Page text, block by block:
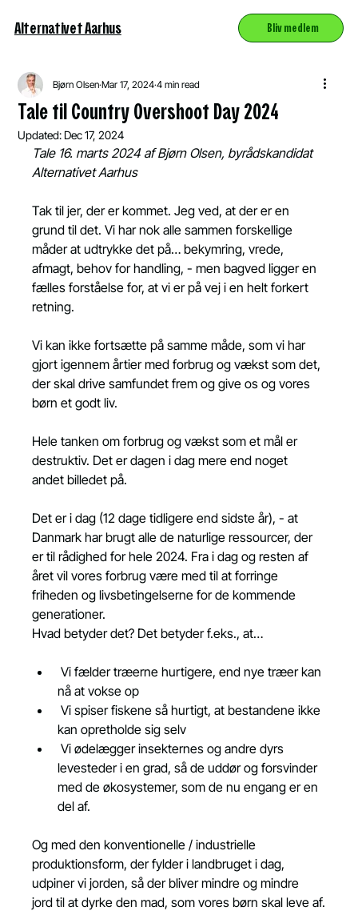
Alternativet Aarhus Bliv medlem
Tale til Country Overshoot Day 2024
Bjørn Olsen Mar 17, 2024 4 min read
Updated:Dec 17, 2024
Tale 16. marts 2024 af Bjørn Olsen, byrådskandidat
Alternativet Aarhus
Tak til jer, der er kommet. Jeg ved, at der er en
grund til det. Vi har nok alle sammen forskellige
måder at udtrykke det på… bekymring, vrede,
afmagt, behov for handling, - men bagved ligger en
fælles forståelse for, at vi er på vej i en helt forkert
retning.
Vi kan ikke fortsætte på samme måde, som vi har
gjort igennem årtier med forbrug og vækst som det,
der skal drive samfundet frem og give os og vores
børn et godt liv.
Hele tanken om forbrug og vækst som et mål er
destruktiv. Det er dagen i dag mere end noget
andet billedet på.
Det er i dag (12 dage tidligere end sidste år), - at
Danmark har brugt alle de naturlige ressourcer, der
er til rådighed for hele 2024. Fra i dag og resten af
året vil vores forbrug være med til at forringe
friheden og livsbetingelserne for de kommende
generationer.
Hvad betyder det? Det betyder f.eks., at…
Vi fælder træerne hurtigere, end nye træer kan
nå at vokse op
Vi spiser fiskene så hurtigt, at bestandene ikke
kan opretholde sig selv
Vi ødelægger insekternes og andre dyrs
levesteder i en grad, så de uddør og forsvinder
med de økosystemer, som de nu engang er en
del af.
Og med den konventionelle / industrielle
produktionsform, der fylder i landbruget i dag,
udpiner vi jorden, så der bliver mindre og mindre
jord til at dyrke den mad, som vores børn skal leve af.